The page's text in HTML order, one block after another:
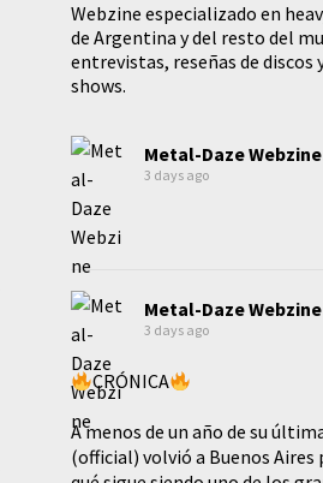
Webzine especializado en
de Argentina y del resto del
entrevistas, reseñas de discos
shows.
Metal-Daze Webzine
3 days ago
Metal-Daze Webzine
3 days ago
CRÓNICA
A menos de un año de su
(official) volvió a Buenos